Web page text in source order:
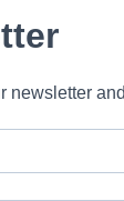
newsletter